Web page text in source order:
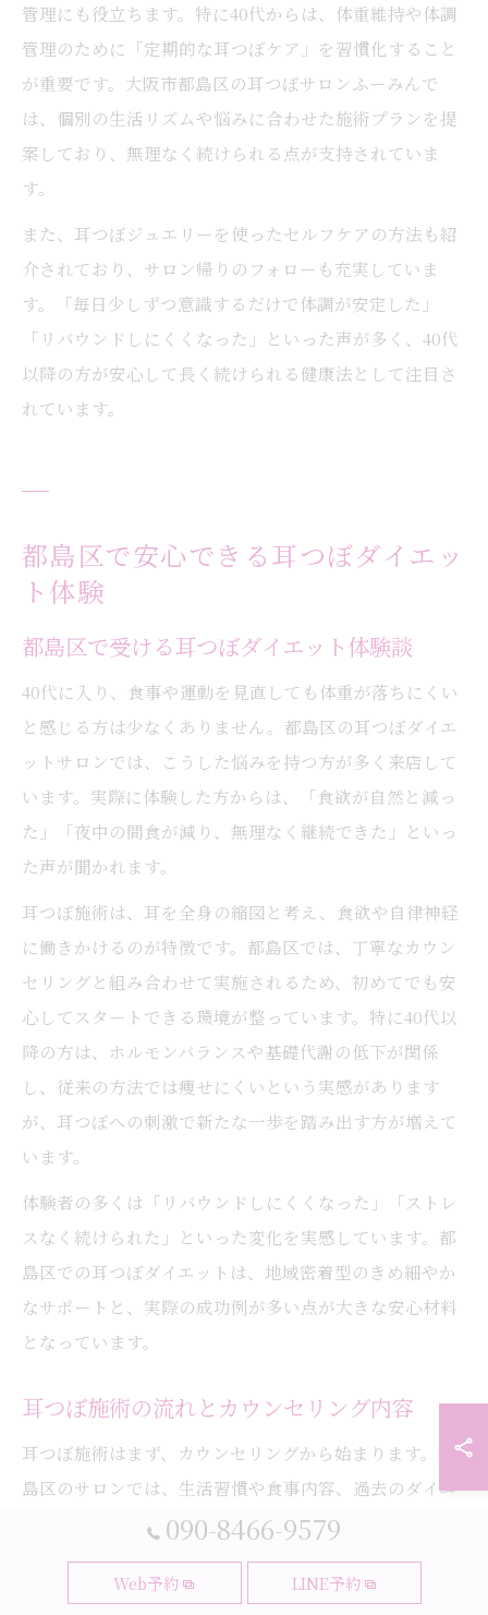
管理にも役立ちます。特に40代からは、体重維持や体調
管理のために「定期的な耳つぼケア」を習慣化すること
が重要です。大阪市都島区の耳つぼサロンふーみんで
は、個別の生活リズムや悩みに合わせた施術プランを提
案しており、無理なく続けられる点が支持されていま
す。
また、耳つぼジュエリーを使ったセルフケアの方法も紹
介されており、サロン帰りのフォローも充実していま
す。「毎日少しずつ意識するだけで体調が安定した」
「リバウンドしにくくなった」といった声が多く、40代
以降の方が安心して長く続けられる健康法として注目さ
れています。
都島区で安心できる耳つぼダイエッ
ト体験
都島区で受ける耳つぼダイエット体験談
40代に入り、食事や運動を見直しても体重が落ちにくい
と感じる方は少なくありません。都島区の耳つぼダイエ
ットサロンでは、こうした悩みを持つ方が多く来店して
います。実際に体験した方からは、「食欲が自然と減っ
た」「夜中の間食が減り、無理なく継続できた」といっ
た声が聞かれます。
耳つぼ施術は、耳を全身の縮図と考え、食欲や自律神経
に働きかけるのが特徴です。都島区では、丁寧なカウン
セリングと組み合わせて実施されるため、初めてでも安
心してスタートできる環境が整っています。特に40代以
降の方は、ホルモンバランスや基礎代謝の低下が関係
し、従来の方法では痩せにくいという実感があります
が、耳つぼへの刺激で新たな一歩を踏み出す方が増えて
います。
体験者の多くは「リバウンドしにくくなった」「ストレ
スなく続けられた」といった変化を実感しています。都
島区での耳つぼダイエットは、地域密着型のきめ細やか
なサポートと、実際の成功例が多い点が大きな安心材料
となっています。
耳つぼ施術の流れとカウンセリング内容
耳つぼ施術はまず、カウンセリングから始まります。都
島区のサロンでは、生活習慣や食事内容、過去のダイエ
ット歴などを丁寧にヒアリングし、個々の体質や悩みに
合わせたプランを提案します。特に40代以降の方には、
加齢による代謝低下やホルモンバランスの変化について
090-8466-9579
Web予約 LINE予約